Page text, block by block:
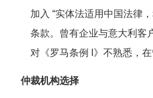
加入 “实体法适用中国法律
条款。曾有企业与意大利客
对《罗马条例 I》不熟悉，在
仲裁机构选择